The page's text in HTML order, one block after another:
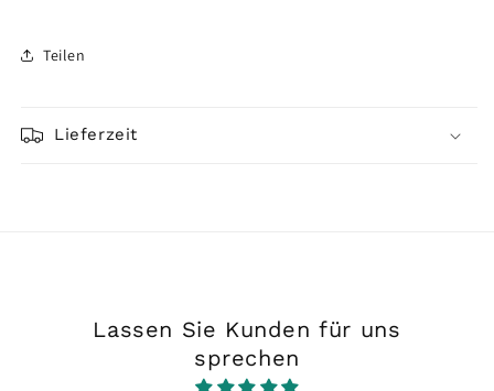
Teilen
Lieferzeit
Lassen Sie Kunden für uns
sprechen